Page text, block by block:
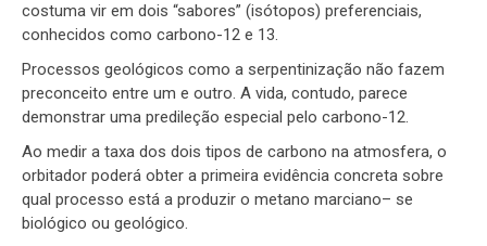
costuma vir em dois “sabores” (isótopos) preferenciais,
conhecidos como carbono-12 e 13.
Processos geológicos como a serpentinização não fazem
preconceito entre um e outro. A vida, contudo, parece
demonstrar uma predileção especial pelo carbono-12.
Ao medir a taxa dos dois tipos de carbono na atmosfera, o
orbitador poderá obter a primeira evidência concreta sobre
qual processo está a produzir o metano marciano– se
biológico ou geológico.